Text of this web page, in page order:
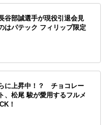
谷部誠選手が現役引退会見
はパテック フィリップ限定
に上昇中！？ チョコレー
、松尾 駿が愛用するフルメ
！